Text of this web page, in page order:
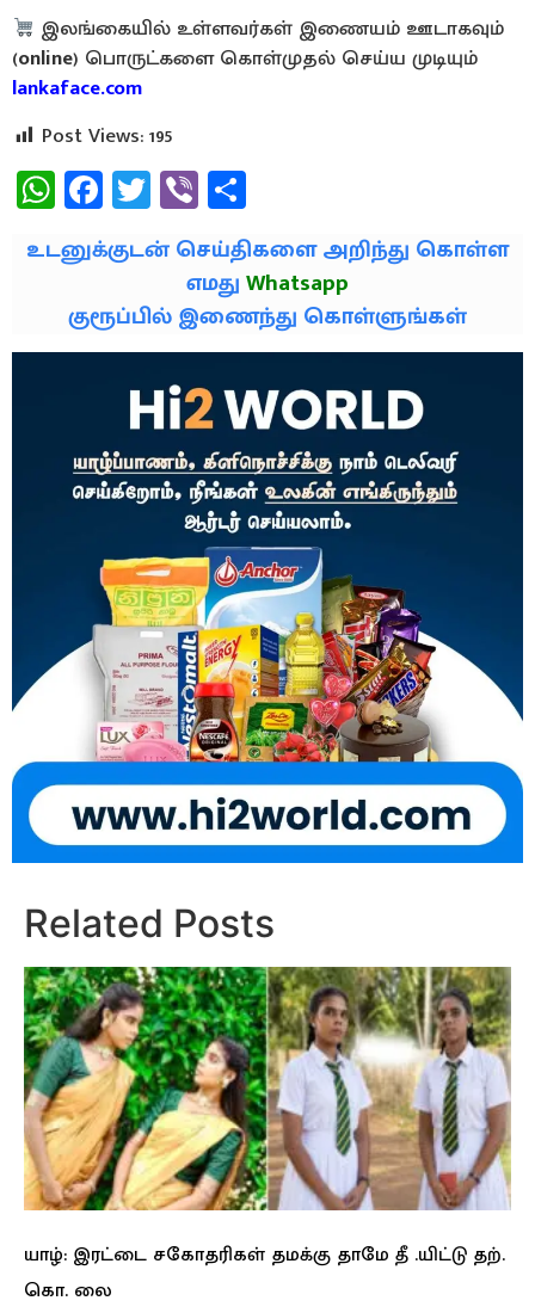
இலங்கையில் உள்ளவர்கள் இணையம் ஊடாகவும்
(online) பொருட்களை கொள்முதல் செய்ய முடியும்
lankaface.com
Post Views:195
WhatsApp
Facebook
Twitter
Viber
உடனுக்குடன் செய்திகளை அறிந்து கொள்ள
எமதுWhatsapp
குரூப்பில் இணைந்து கொள்ளுங்கள்
Related Posts
யாழ்: இரட்டை சகோதரிகள் தமக்கு தாமே தீ .யிட்டு தற்.
கொ. லை